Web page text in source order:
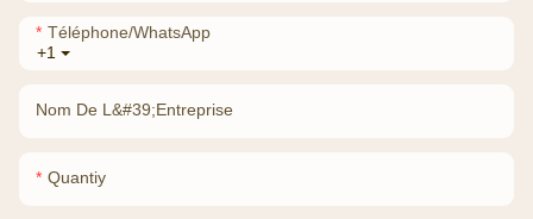
+1
Téléphone/WhatsApp
Nom De L&#39;entreprise
Quantiy